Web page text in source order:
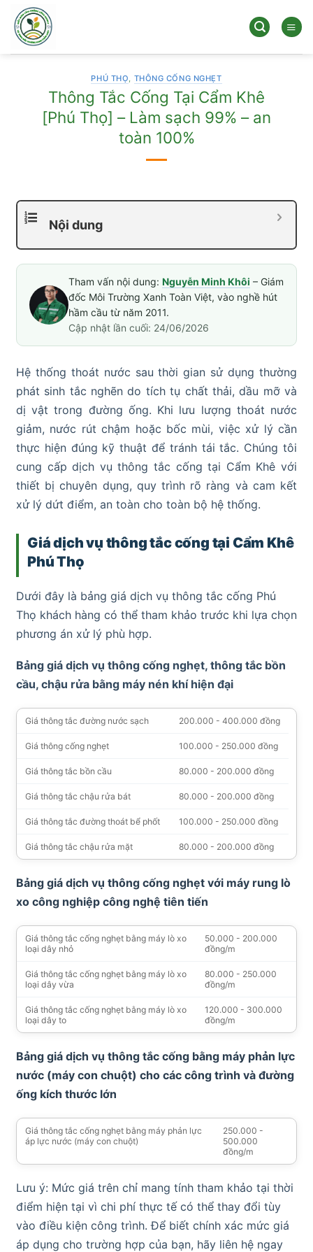
qua
dung
PHÚ THỌ, THÔNG CỐNG NGHẸT
Thông Tắc Cống Tại Cẩm Khê
[Phú Thọ] – Làm sạch 99% – an
toàn 100%
Nội dung
Tham vấn nội dung: Nguyễn Minh Khôi – Giám
đốc Môi Trường Xanh Toàn Việt, vào nghề hút
hầm cầu từ năm 2011.
Cập nhật lần cuối: 24/06/2026
Hệ thống thoát nước sau thời gian sử dụng thường
phát sinh tắc nghẽn do tích tụ chất thải, dầu mỡ và
dị vật trong đường ống. Khi lưu lượng thoát nước
giảm, nước rút chậm hoặc bốc mùi, việc xử lý cần
thực hiện đúng kỹ thuật để tránh tái tắc. Chúng tôi
cung cấp dịch vụ thông tắc cống tại Cẩm Khê với
thiết bị chuyên dụng, quy trình rõ ràng và cam kết
xử lý dứt điểm, an toàn cho toàn bộ hệ thống.
Giá dịch vụ thông tắc cống tại Cẩm Khê
Phú Thọ
Dưới đây là bảng giá dịch vụ thông tắc cống Phú
Thọ khách hàng có thể tham khảo trước khi lựa chọn
phương án xử lý phù hợp.
Bảng giá dịch vụ thông cống nghẹt, thông tắc bồn
cầu, chậu rửa bằng máy nén khí hiện đại
Giá thông tắc đường nước sạch 200.000 - 400.000 đồng
Giá thông cống nghẹt 100.000 - 250.000 đồng
Giá thông tắc bồn cầu 80.000 - 200.000 đồng
Giá thông tắc chậu rửa bát 80.000 - 200.000 đồng
Giá thông tắc đường thoát bể phốt 100.000 - 250.000 đồng
Giá thông tắc chậu rửa mặt 80.000 - 200.000 đồng
Bảng giá dịch vụ thông cống nghẹt với máy rung lò
xo công nghiệp công nghệ tiên tiến
Giá thông tắc cống nghẹt bằng máy lò xo
loại dây nhỏ
50.000 - 200.000
đồng/m
Giá thông tắc cống nghẹt bằng máy lò xo
loại dây vừa
80.000 - 250.000
đồng/m
Giá thông tắc cống nghẹt bằng máy lò xo
loại dây to
120.000 - 300.000
đồng/m
Bảng giá dịch vụ thông tắc cống bằng máy phản lực
nước (máy con chuột) cho các công trình và đường
ống kích thước lớn
Giá thông tắc cống nghẹt bằng máy phản lực
áp lực nước (máy con chuột)
250.000 -
500.000
đồng/m
Lưu ý: Mức giá trên chỉ mang tính tham khảo tại thời
điểm hiện tại vì chi phí thực tế có thể thay đổi tùy
vào điều kiện công trình. Để biết chính xác mức giá
áp dụng cho trường hợp của bạn, hãy liên hệ ngay